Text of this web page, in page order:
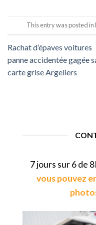
This entry was posted
Rachat d’épaves voitures
panne accidentée gagée
carte grise Argeliers
7 jours sur 6 de
vous pouvez